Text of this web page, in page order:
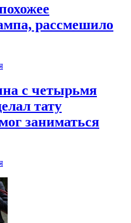
рассмешило
с четырьмя
тату
заниматься